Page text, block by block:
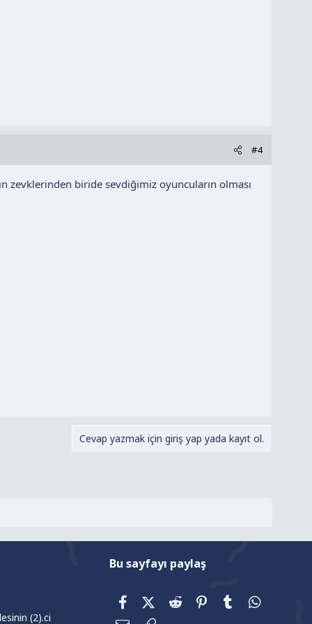
#4
zevklerinden biride sevdiğimiz oyuncuların olması
Cevap yazmak için giriş yap yada kayıt ol.
(2).ci
Bu sayfayı paylaş
FacebookX (Twitter)
Reddit Pinterest
Tumblr